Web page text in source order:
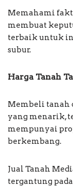
Memahami
membuat
terbaik untuk
subur.
Harga Tanah
Membeli tanah
yang menarik,
mempunyai
berkembang.
Jual Tanah
tergantung